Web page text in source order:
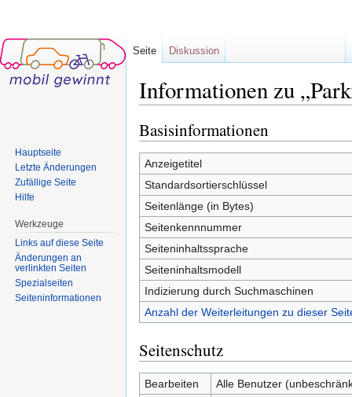
Informationen zu
Basisinformationen
Anzeigetitel
Standardsortierschlüssel
Seitenlänge (in Bytes)
Seitenkennnummer
Seiteninhaltssprache
Seiteninhaltsmodell
Indizierung durch Suchmaschinen
Anzahl der Weiterleitungen zu dieser
Seitenschutz
Bearbeiten
Alle Benutzer
Seite Diskussion
Hauptseite
Letzte Änderungen
Zufällige Seite
Hilfe
Werkzeuge
Links auf diese Seite
Änderungen an
verlinkten Seiten
Spezialseiten
Seiten­informationen